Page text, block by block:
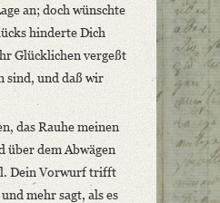
an; doch wünschte
hinderte Dich
Glücklichen vergeßt
sind, und daß wir
das Rauhe meinen
über dem Abwägen
Dein Vorwurf trifft
und mehr sagt, als es